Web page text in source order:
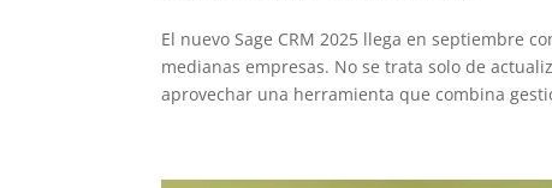
El nuevo Sage CRM 2025 llega en septiembre
medianas empresas. No se trata solo de
aprovechar una herramienta que combina